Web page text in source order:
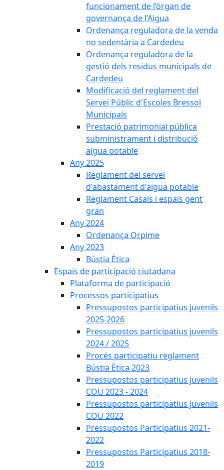
funcionament de l’òrgan de
governança de l’Aigua
Ordenança reguladora de la venda
no sedentària a Cardedeu
Ordenança reguladora de la
gestió dels residus municipals de
Cardedeu
Modificació del reglament del
Servei Públic d'Escoles Bressol
Municipals
Prestació patrimonial pública
subministrament i distribució
aigua potable
Any 2025
Reglament del servei
d'abastament d'aigua potable
Reglament Casals i espais gent
gran
Any 2024
Ordenança Orpime
Any 2023
Bústia Ètica
Espais de participació ciutadana
Plataforma de participació
Processos participatius
Pressupostos participatius juvenils
2025-2026
Pressupostos participatius juvenils
2024 / 2025
Procés participatiu reglament
Bústia Ètica 2023
Pressupostos participatius juvenils
COU 2023 - 2024
Pressupostos participatius juvenils
COU 2022
Pressupostos Participatius 2021-
2022
Pressupostos Participatius 2018-
2019